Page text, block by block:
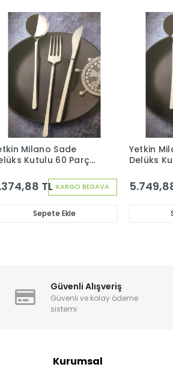
KARGO BEDAVA
Milano Sade
Kutulu 60 Parça
TL
Sepete Ekle
Yetkin
Delüks
Bıçak Seti
Güvenli Alışveriş
Güvenli ve kolay ödeme
sistemi
Kurumsal